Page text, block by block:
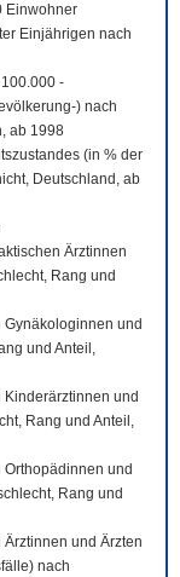
Einwohner
Einjährigen nach
-
) nach
ab 1998
(in % der
Deutschland, ab
Ärztinnen
Rang und
Gynäkologinnen und
und Anteil,
Kinderärztinnen und
Rang und Anteil,
und
Rang und
und Ärzten
nach